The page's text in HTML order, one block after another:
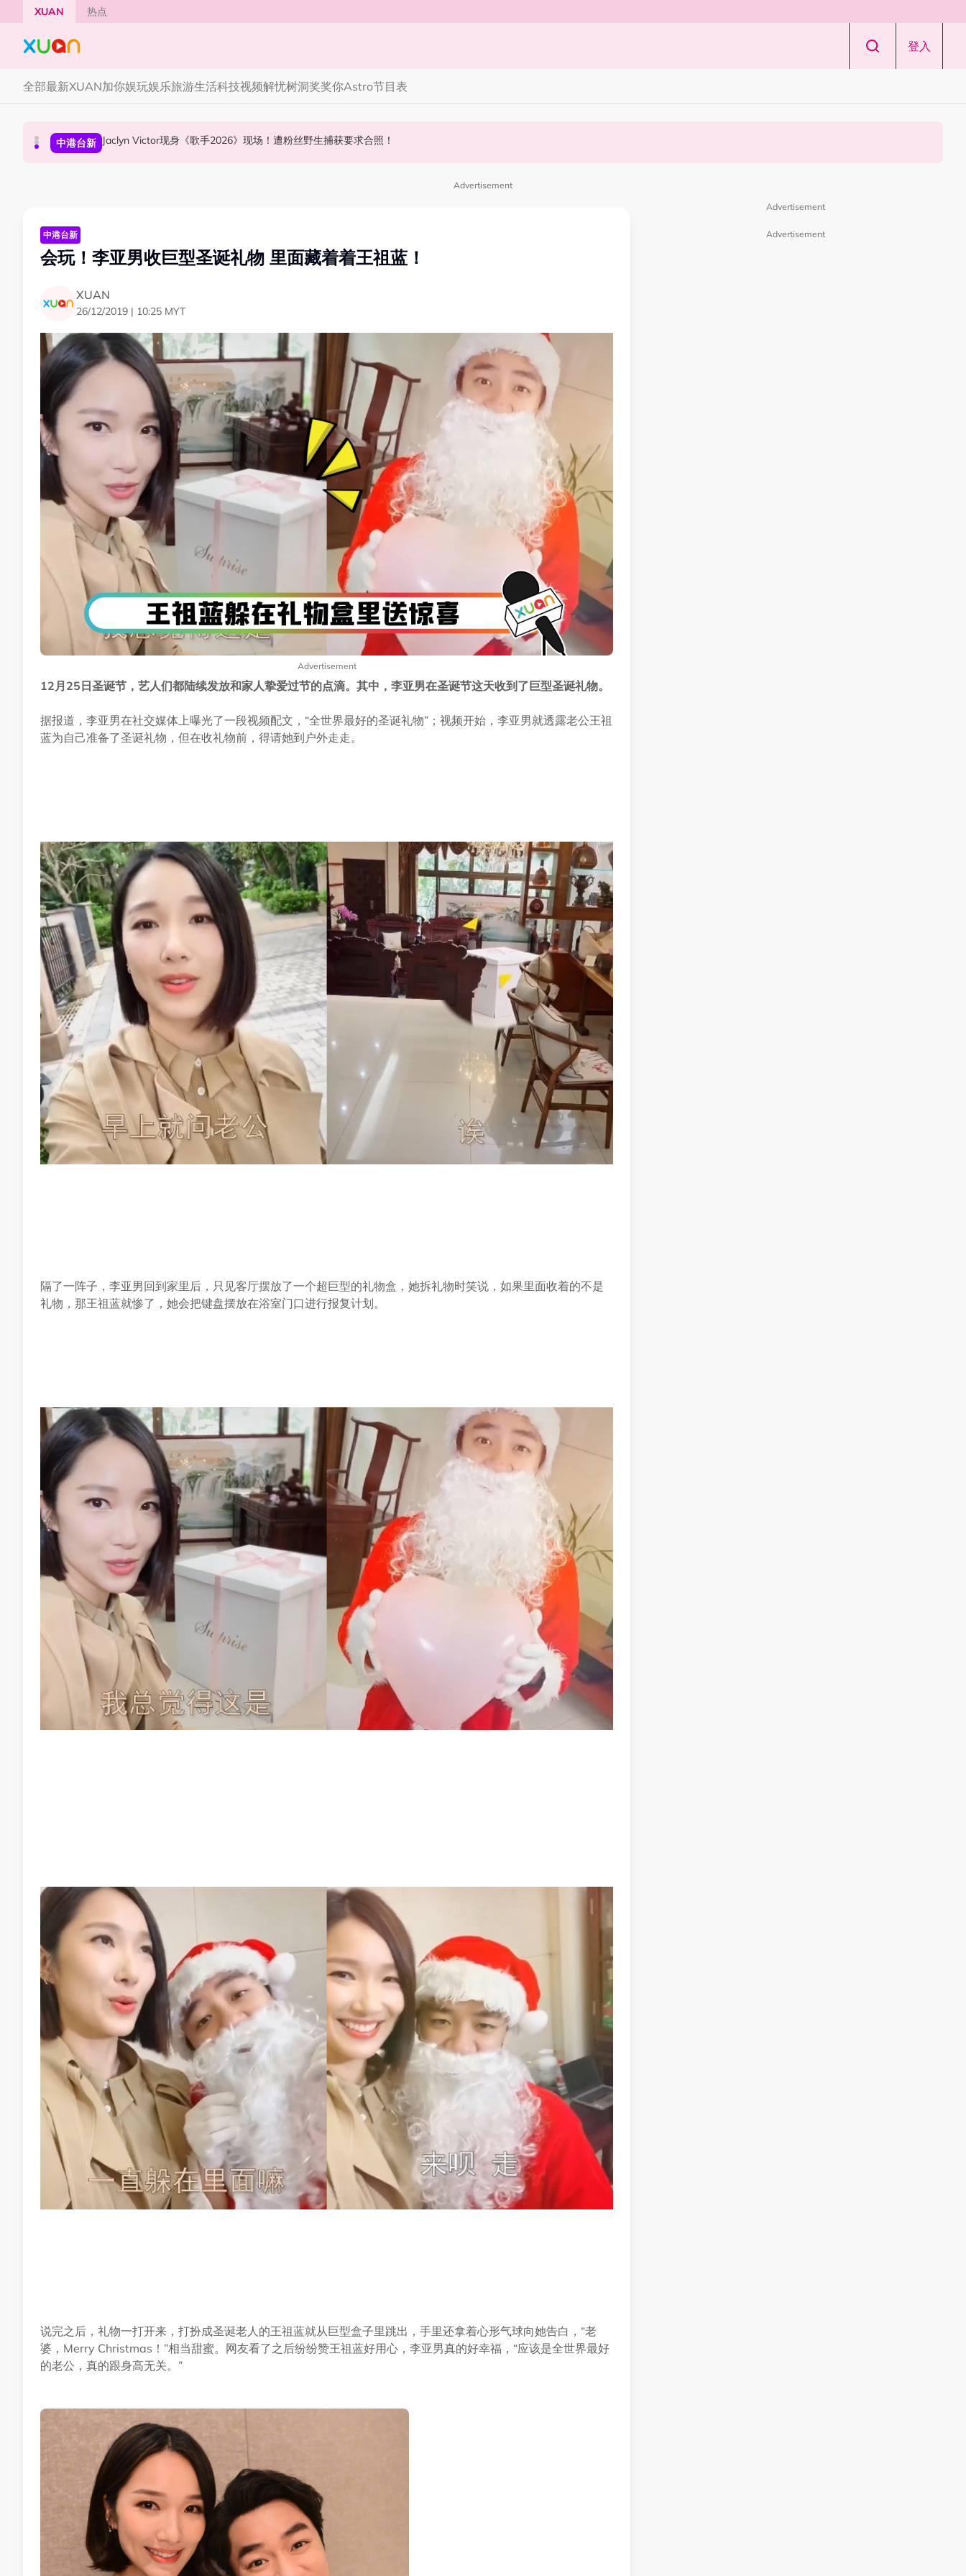
Skip to main content
XUAN 热点
登入
全部最新XUAN加你娱玩娱乐旅游生活科技视频解忧树洞奖奖你Astro节目表
中港台新 Jaclyn Victor现身《歌手2026》现场！遭粉丝野生捕获要求合照！
中港台新 中国《歌手2026》 “歌王之战” 成绩出炉！胡彦斌夺得歌王宝座！
国际星闻 YG大楼遭女粉持高尔夫球杆猛砸！BLACKPINK 10周年最新进展曝光！
Advertisement
中港台新
会玩！李亚男收巨型圣诞礼物 里面藏着着王祖蓝！
XUAN
26/12/2019 | 10:25 MYT
Advertisement
12月25日圣诞节，艺人们都陆续发放和家人挚爱过节的点滴。其中，李亚男在圣诞节这天收到了巨型圣诞礼物。
据报道，李亚男在社交媒体上曝光了一段视频配文，“全世界最好的圣诞礼物”；视频开始，李亚男就透露老公王祖
蓝为自己准备了圣诞礼物，但在收礼物前，得请她到户外走走。
隔了一阵子，李亚男回到家里后，只见客厅摆放了一个超巨型的礼物盒，她拆礼物时笑说，如果里面收着的不是
礼物，那王祖蓝就惨了，她会把键盘摆放在浴室门口进行报复计划。
说完之后，礼物一打开来，打扮成圣诞老人的王祖蓝就从巨型盒子里跳出，手里还拿着心形气球向她告白，“老
婆，Merry Christmas！”相当甜蜜。网友看了之后纷纷赞王祖蓝好用心，李亚男真的好幸福，“应该是全世界最好
的老公，真的跟身高无关。”
Advertisement
Advertisement